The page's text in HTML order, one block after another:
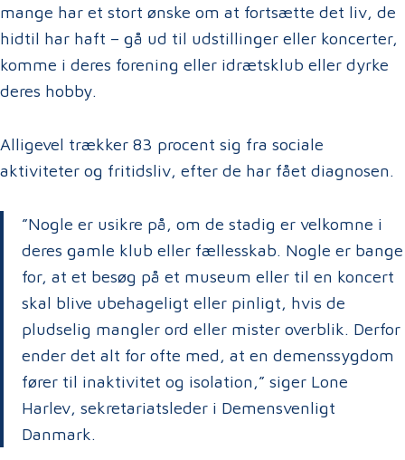
mange har et stort ønske om at fortsætte det liv, de
hidtil har haft – gå ud til udstillinger eller koncerter,
komme i deres forening eller idrætsklub eller dyrke
deres hobby.
Alligevel trækker 83 procent sig fra sociale
aktiviteter og fritidsliv, efter de har fået diagnosen.
”Nogle er usikre på, om de stadig er velkomne i
deres gamle klub eller fællesskab. Nogle er bange
for, at et besøg på et museum eller til en koncert
skal blive ubehageligt eller pinligt, hvis de
pludselig mangler ord eller mister overblik. Derfor
ender det alt for ofte med, at en demenssygdom
fører til inaktivitet og isolation,” siger Lone
Harlev, sekretariatsleder i Demensvenligt
Danmark.